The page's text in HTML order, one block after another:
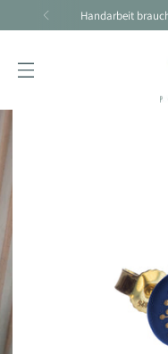
Handarbeit